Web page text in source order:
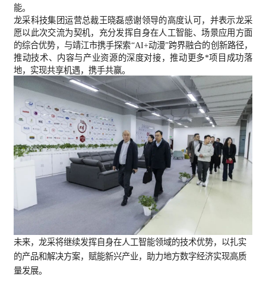
能。
龙采科技集团运营总裁王晓磊感谢领导的高度认可，并表示龙采
愿以此次交流为契机，充分发挥自身在人工智能、场景应用方面
的综合优势，与靖江市携手探索“AI+动漫”跨界融合的创新路径，
推动技术、内容与产业资源的深度对接，推动更多*项目成功落
地，实现共享机遇，携手共赢。
未来，龙采将继续发挥自身在人工智能领域的技术优势，以扎实
的产品和解决方案，赋能新兴产业，助力地方数字经济实现高质
量发展。